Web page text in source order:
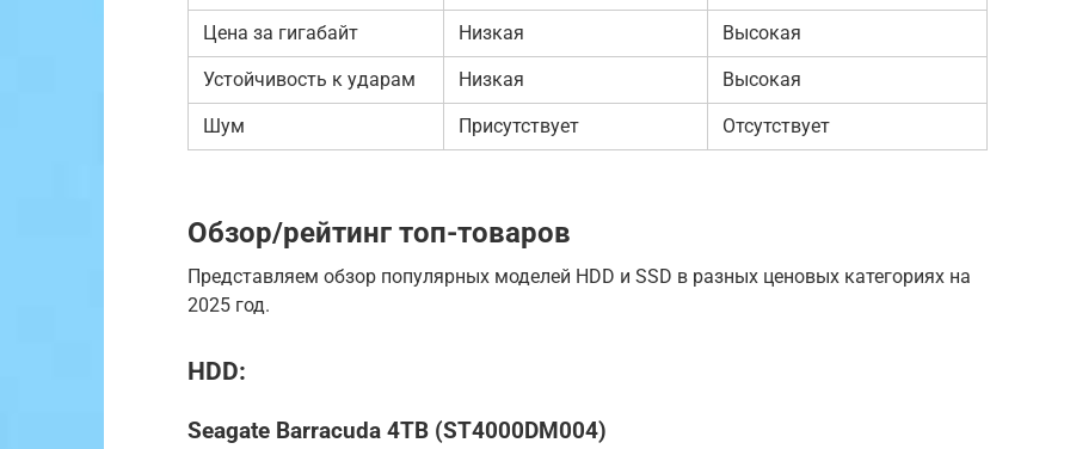
Цена за гигабайт Низкая Высокая
Устойчивость к ударам Низкая Высокая
Шум Присутствует Отсутствует
Обзор/рейтинг топ-товаров
Представляем обзор популярных моделей HDD и SSD в разных ценовых категориях на
2025 год.
HDD:
Seagate Barracuda 4TB (ST4000DM004)